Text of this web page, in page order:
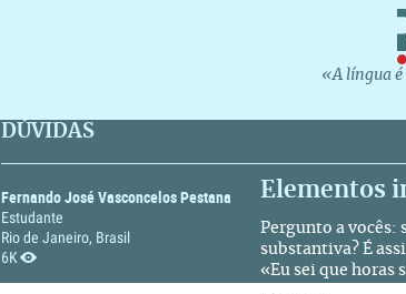
«A língua é
DÚVIDAS
Fernando José Vasconcelos Pestana
Estudante
Rio de Janeiro, Brasil
6K
Elementos
Pergunto a vocês:
substantiva? É
«Eu sei que horas